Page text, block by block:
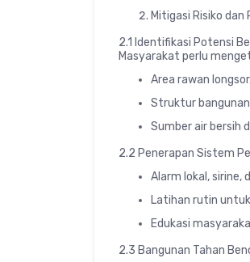
Mitigasi Risiko dan
2.1 Identifikasi Potensi
Masyarakat perlu
Area rawan
Struktur
Sumber air bersih
2.2 Penerapan Sistem
Alarm lokal, sirine,
Latihan rutin
Edukasi
2.3 Bangunan Tahan